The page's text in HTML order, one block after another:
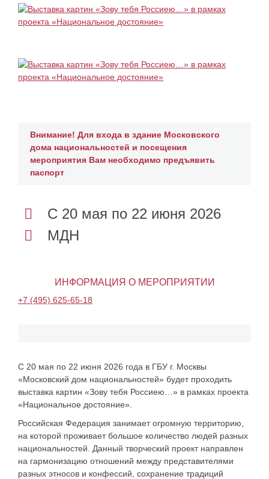
Внимание! Для входа в здание Московского
дома национальностей и посещения
мероприятия Вам необходимо предъявить
паспорт
С 20 мая по 22 июня 2026
МДН
ИНФОРМАЦИЯ О МЕРОПРИЯТИИ
+7 (495) 625-65-18
С 20 мая по 22 июня 2026 года в ГБУ г. Москвы
«Московский дом национальностей» будет проходить
выставка картин «Зову тебя Россиею…» в рамках проекта
«Национальное достояние».
Российская Федерация занимает огромную территорию,
на которой проживает большое количество людей разных
национальностей. Данный творческий проект направлен
на гармонизацию отношений между представителями
разных этносов и конфессий, сохранение традиций